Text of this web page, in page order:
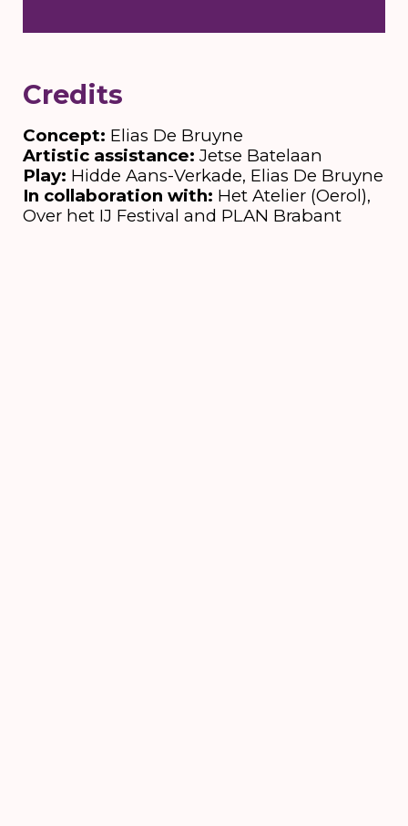
Credits
Concept: Elias De Bruyne
Artistic assistance: Jetse Batelaan
Play: Hidde Aans-Verkade, Elias De Bruyne
In collaboration with: Het Atelier (Oerol),
Over het IJ Festival and PLAN Brabant